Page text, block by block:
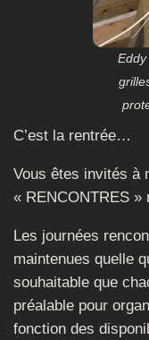
C’est la rentrée…
Vous êtes invités à
« RENCONTRES »
Les journées
maintenues quelle
souhaitable que
préalable pour
fonction des